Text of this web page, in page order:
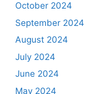
October 2024
September 2024
August 2024
July 2024
June 2024
May 2024